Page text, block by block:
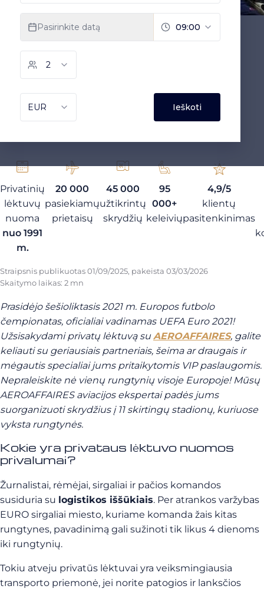
Privatinių
lėktuvų
nuoma
nuo 1991
m.
20 000
pasiekiamų
prietaisų
45 000
užtikrintų
skrydžių
95
000+
keleivių
4,9/5
klientų
pasitenkinimas
Straipsnis publikuotas01/09/2025, pakeista 03/03/2026
Skaitymo laikas: 2 mn
Prasidėjo šešioliktasis 2021 m. Europos futbolo
čempionatas, oficialiai vadinamas UEFA Euro 2021!
Užsisakydami privatų lėktuvą su AEROAFFAIRES, galite
keliauti su geriausiais partneriais, šeima ar draugais ir
mėgautis specialiai jums pritaikytomis VIP paslaugomis.
Nepraleiskite nė vienų rungtynių visoje Europoje! Mūsų
AEROAFFAIRES aviacijos ekspertai padės jums
suorganizuoti skrydžius į 11 skirtingų stadionų, kuriuose
vyksta rungtynės.
Kokie yra privataus lėktuvo nuomos
privalumai?
Žurnalistai, rėmėjai, sirgaliai ir pačios komandos
susiduria su logistikos iššūkiais. Per atrankos varžybas
EURO sirgaliai miesto, kuriame komanda žais kitas
rungtynes, pavadinimą gali sužinoti tik likus 4 dienoms
iki rungtynių.
Tokiu atveju privatūs lėktuvai yra veiksmingiausia
transporto priemonė, jei norite patogios ir lanksčios